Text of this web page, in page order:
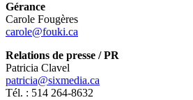
Gérance
Carole Fougères
carole@fouki.ca
Relations de presse / PR
Patricia Clavel
patricia@sixmedia.ca
Tél. : 514 264-8632